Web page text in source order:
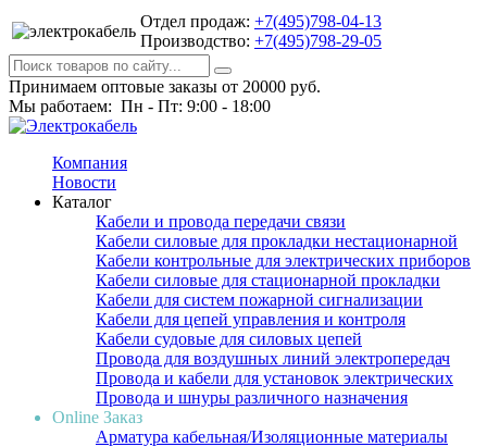
Отдел продаж: +7(495)798-04-13
Производство: +7(495)798-29-05
Принимаем оптовые заказы от 20000 руб.
Мы работаем: Пн - Пт: 9:00 - 18:00
Компания
Новости
Каталог
Кабели и провода передачи связи
Кабели силовые для прокладки нестационарной
Кабели контрольные для электрических приборов
Кабели силовые для стационарной прокладки
Кабели для систем пожарной сигнализации
Кабели для цепей управления и контроля
Кабели судовые для силовых цепей
Провода для воздушных линий электропередач
Провода и кабели для установок электрических
Провода и шнуры различного назначения
Online Заказ
Арматура кабельная/Изоляционные материалы